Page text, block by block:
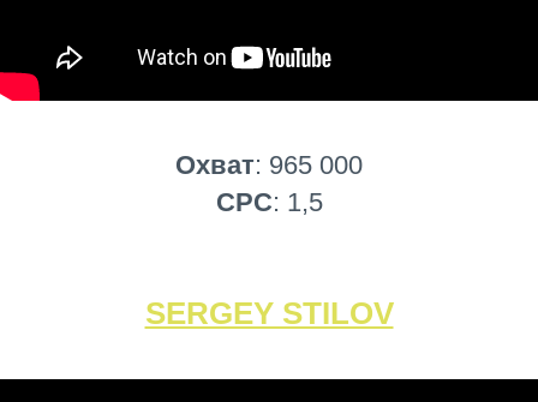
Охват: 965 000
CPC: 1,5
SERGEY STILOV